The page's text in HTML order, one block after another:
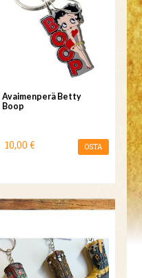
Avaimenperä Betty
Boop
10,00 € OSTA